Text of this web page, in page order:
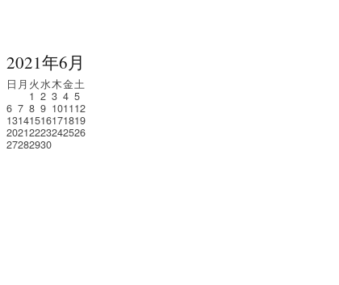
2021年6月
日 月 火水木金土
1 2 3 4 5
6 7 8 9 101112
13141516171819
20212223242526
27282930